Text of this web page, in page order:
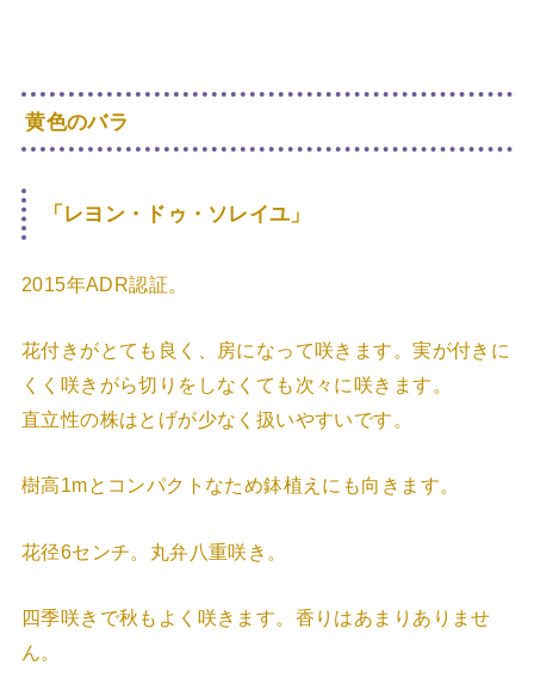
黄色のバラ
「 レヨン・ドゥ・ソレイユ 」
2015年ADR認証。
花付きがとても良く、房になって咲きます。実が付きに
くく咲きがら切りをしなくても次々に咲きます。
直立性の株はとげが少なく扱いやすいです。
樹高1mとコンパクトなため鉢植えにも向きます。
花径6センチ。丸弁八重咲き。
四季咲きで秋もよく咲きます。香りはあまりありませ
ん。